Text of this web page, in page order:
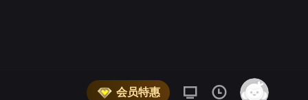
会员特惠